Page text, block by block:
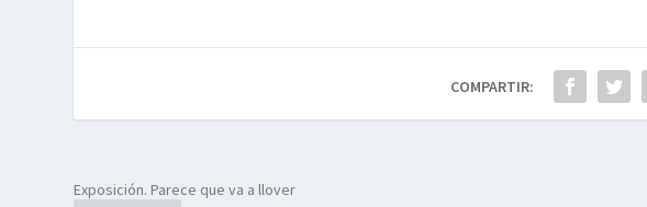
COMPARTIR:
Exposición. Parece que va a llover